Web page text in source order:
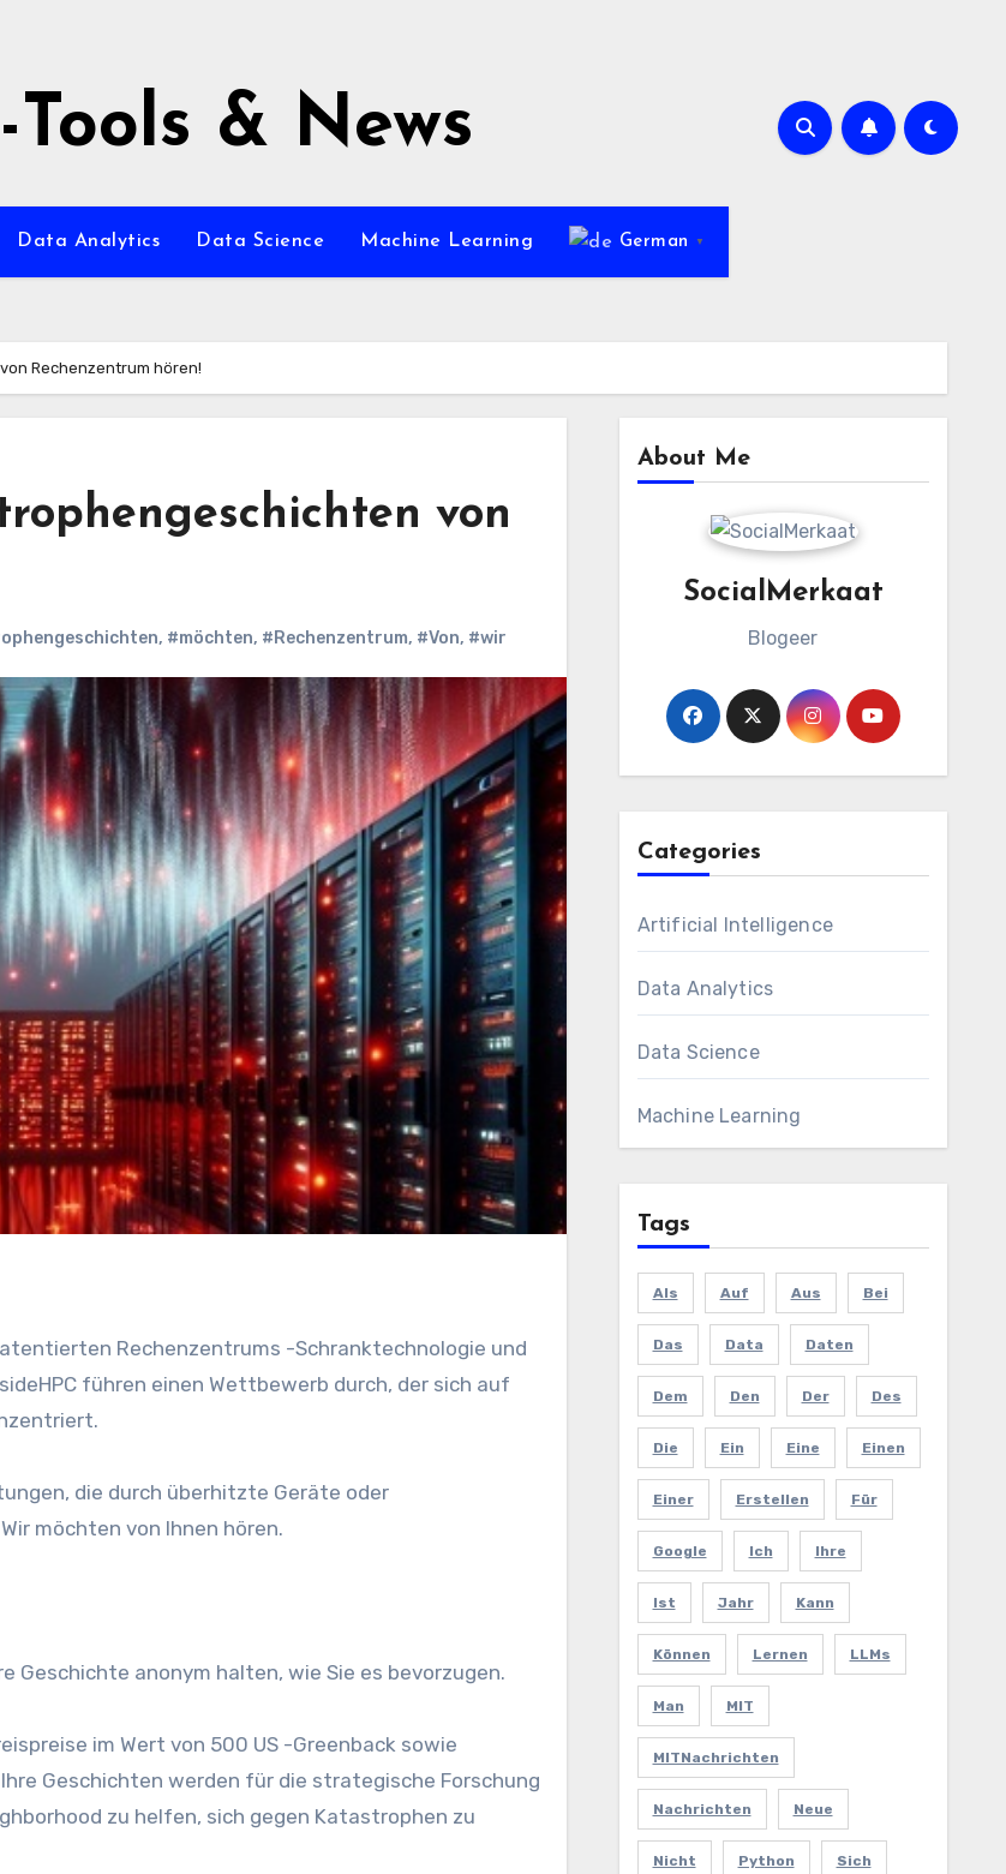
Tools & News
Data Analytics Data Science Machine Learning German ▼
Rechenzentrum hören!
von
, #möchten, #Rechenzentrum, #Von, #wir
Rechenzentrums -Schranktechnologie und
führen einen Wettbewerb durch, der sich auf
die durch überhitzte Geräte oder
möchten von Ihnen hören.
Geschichte anonym halten, wie Sie es bevorzugen.
im Wert von 500 US -Greenback sowie
Geschichten werden für die strategische Forschung
zu helfen, sich gegen Katastrophen zu
About Me
SocialMerkaat
Blogeer
Categories
Artificial Intelligence
Data Analytics
Data Science
Machine Learning
Tags
Als Auf Aus Bei
Das Data Daten
Dem Den Der Des
Die Ein Eine Einen
Einer Erstellen Für
Google Ich Ihre
Ist Jahr Kann
Können Lernen LLMs
Man MIT
MITNachrichten
Nachrichten Neue
Nicht Python Sich